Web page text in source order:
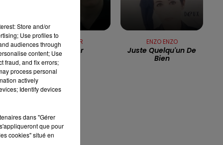
LES APRÈS-MIDI QUI CHANTENT
BENABAR
Le Dîner
ENZO ENZO
Juste Quelqu'un De
Bien
Store and/or
Use profiles to
audiences through
content; Use
fraud, and fix errors;
process personal
actively
Identify devices
dans "Gérer
que pour
cookies" situé en